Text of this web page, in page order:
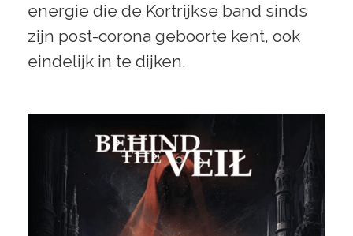
energie die de Kortrijkse band sinds
zijn post-corona geboorte kent, ook
eindelijk in te dijken.